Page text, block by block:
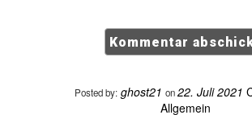
Posted by: ghost21 on22. Juli 2021
Allgemein